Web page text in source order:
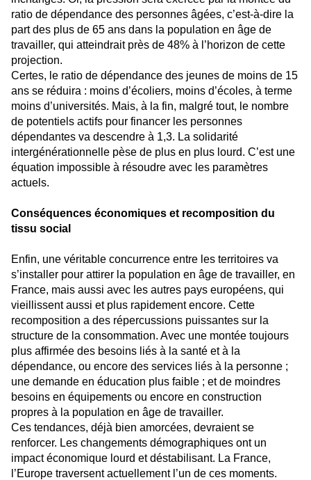
ratio de dépendance des personnes âgées, c’est-à-dire la
part des plus de 65 ans dans la population en âge de
travailler, qui atteindrait près de 48% à l’horizon de cette
projection.
Certes, le ratio de dépendance des jeunes de moins de 15
ans se réduira : moins d’écoliers, moins d’écoles, à terme
moins d’universités. Mais, à la fin, malgré tout, le nombre
de potentiels actifs pour financer les personnes
dépendantes va descendre à 1,3. La solidarité
intergénérationnelle pèse de plus en plus lourd. C’est une
équation impossible à résoudre avec les paramètres
actuels.
Conséquences économiques et recomposition du
tissu social
Enfin, une véritable concurrence entre les territoires va
s’installer pour attirer la population en âge de travailler, en
France, mais aussi avec les autres pays européens, qui
vieillissent aussi et plus rapidement encore. Cette
recomposition a des répercussions puissantes sur la
structure de la consommation. Avec une montée toujours
plus affirmée des besoins liés à la santé et à la
dépendance, ou encore des services liés à la personne ;
une demande en éducation plus faible ; et de moindres
besoins en équipements ou encore en construction
propres à la population en âge de travailler.
Ces tendances, déjà bien amorcées, devraient se
renforcer. Les changements démographiques ont un
impact économique lourd et déstabilisant. La France,
l’Europe traversent actuellement l’un de ces moments.